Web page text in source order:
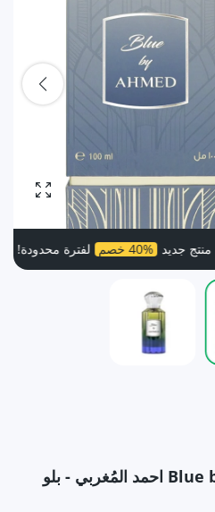
40% خصم لفترة محدودة!
تكبير
Blue by Ahmed Al Maghribi احمد المُغربي - بلو